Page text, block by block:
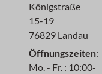
Königstraße
15-19
76829 Landau
Öffnungszeiten:
Mo. - Fr. : 10:00-